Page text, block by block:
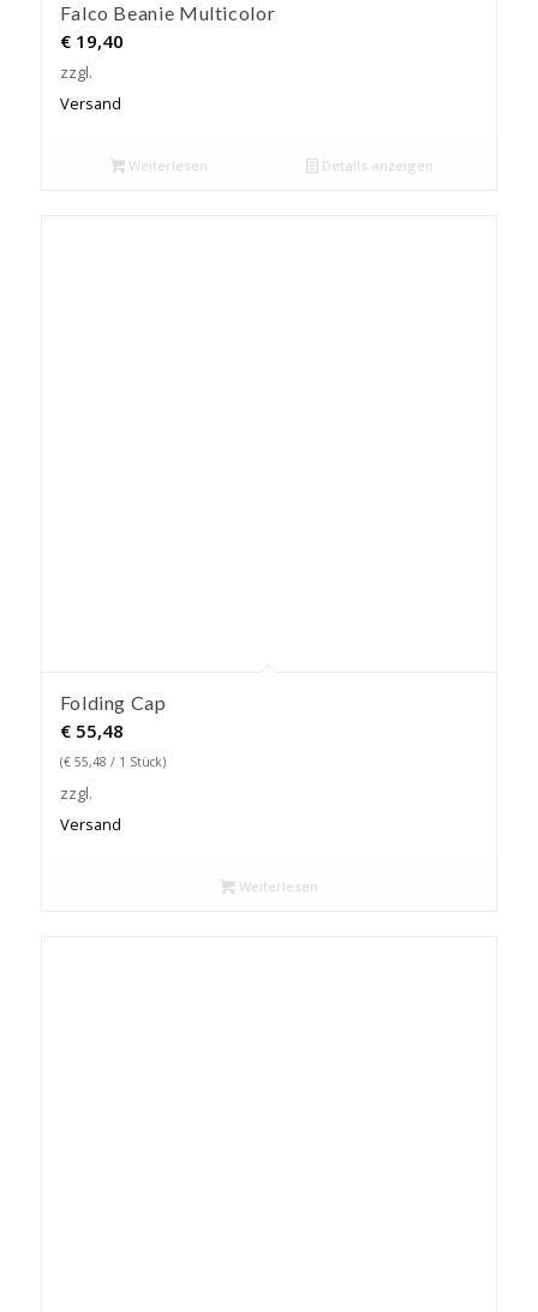
Falco Beanie Multicolor
€19,40
zzgl.
Versand
Weiterlesen Details anzeigen
Folding Cap
€55,48
(€55,48 / 1 Stück)
zzgl.
Versand
Weiterlesen